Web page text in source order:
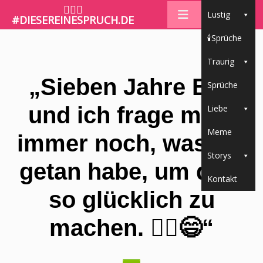
🤷🏼‍♀️
#DIESEREINESPRUCH.DE Lustig
🕯Sprüche
Traurig
Sprüche
Liebe
Meme
Storys
Kontakt
„Sieben Jahre Ehe
und ich frage mich
immer noch, was ich
getan habe, um dich
so glücklich zu
machen. 🤷‍♂️😄“